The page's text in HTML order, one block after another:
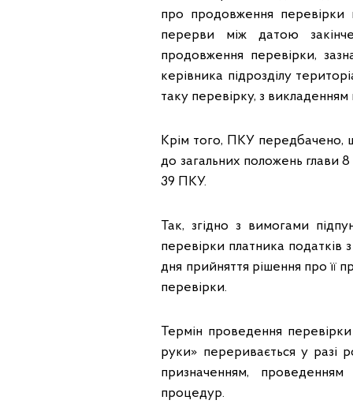
про продовження перевірки
перерви між датою
продовження перевірки,
керівника підрозділу
таку перевірку, з
Крім того, ПКУ передбачено,
до загальних положень глави
39 ПКУ.
Так, згідно з вимогами
перевірки платника податків
дня прийняття рішення про її
перевірки.
Термін проведення
руки» переривається у разі
призначенням,
процедур.